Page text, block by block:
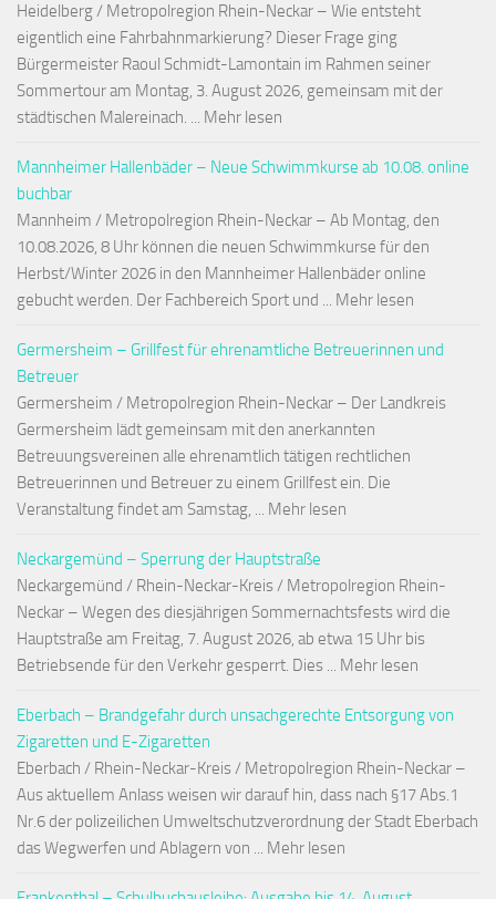
Heidelberg / Metropolregion Rhein-Neckar – Wie entsteht
eigentlich eine Fahrbahnmarkierung? Dieser Frage ging
Bürgermeister Raoul Schmidt-Lamontain im Rahmen seiner
Sommertour am Montag, 3. August 2026, gemeinsam mit der
städtischen Malereinach. ... Mehr lesen
Mannheimer Hallenbäder – Neue Schwimmkurse ab 10.08. online
buchbar
Mannheim / Metropolregion Rhein-Neckar – Ab Montag, den
10.08.2026, 8 Uhr können die neuen Schwimmkurse für den
Herbst/Winter 2026 in den Mannheimer Hallenbäder online
gebucht werden. Der Fachbereich Sport und ... Mehr lesen
Germersheim – Grillfest für ehrenamtliche Betreuerinnen und
Betreuer
Germersheim / Metropolregion Rhein-Neckar – Der Landkreis
Germersheim lädt gemeinsam mit den anerkannten
Betreuungsvereinen alle ehrenamtlich tätigen rechtlichen
Betreuerinnen und Betreuer zu einem Grillfest ein. Die
Veranstaltung findet am Samstag, ... Mehr lesen
Neckargemünd – Sperrung der Hauptstraße
Neckargemünd / Rhein-Neckar-Kreis / Metropolregion Rhein-
Neckar – Wegen des diesjährigen Sommernachtsfests wird die
Hauptstraße am Freitag, 7. August 2026, ab etwa 15 Uhr bis
Betriebsende für den Verkehr gesperrt. Dies ... Mehr lesen
Eberbach – Brandgefahr durch unsachgerechte Entsorgung von
Zigaretten und E-Zigaretten
Eberbach / Rhein-Neckar-Kreis / Metropolregion Rhein-Neckar –
Aus aktuellem Anlass weisen wir darauf hin, dass nach §17 Abs.1
Nr.6 der polizeilichen Umweltschutzverordnung der Stadt Eberbach
das Wegwerfen und Ablagern von ... Mehr lesen